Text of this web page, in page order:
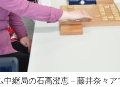
中継局の石高澄恵－藤井奈々ア